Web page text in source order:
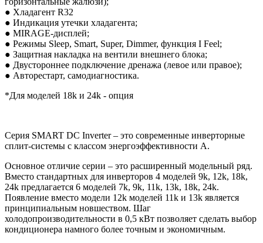
● Хладагент R32
● Индикация утечки хладагента;
● MIRAGE-дисплей;
● Режимы Sleep, Smart, Super, Dimmer, функция I Feel;
● Защитная накладка на вентили внешнего блока;
● Двустороннее подключение дренажа (левое или правое);
● Авторестарт, самодиагностика.
*Для моделей 18k и 24k - опция
Серия SMART DC Inverter – это современные инверторные
сплит-системы с классом энергоэффективности А.
Основное отличие серии – это расширенный модельный ряд.
Вместо стандартных для инверторов 4 моделей 9k, 12k, 18k,
24k предлагается 6 моделей 7k, 9k, 11k, 13k, 18k, 24k.
Появление вместо модели 12k моделей 11k и 13k является
принципиальным новшеством. Шаг
холодопроизводительности в 0,5 кВт позволяет сделать выбор
кондиционера намного более точным и экономичным.